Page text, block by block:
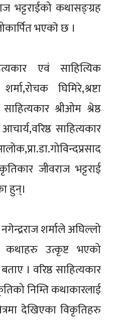
भट्टराईको कथासङ्ग्रह
भएकाे छ ।
एवं साहित्यिक
घिमिरे,श्रष्टा
श्रीओम श्रेष्ठ
साहित्यकार
जीवराज भट्टराई
हुन्।
शर्माले अघिल्लो
उत्कृष्ट भएको
। वरिष्ठ साहित्यकार
निम्ति कथाकारलाई
देखिएका विकृतिहरु